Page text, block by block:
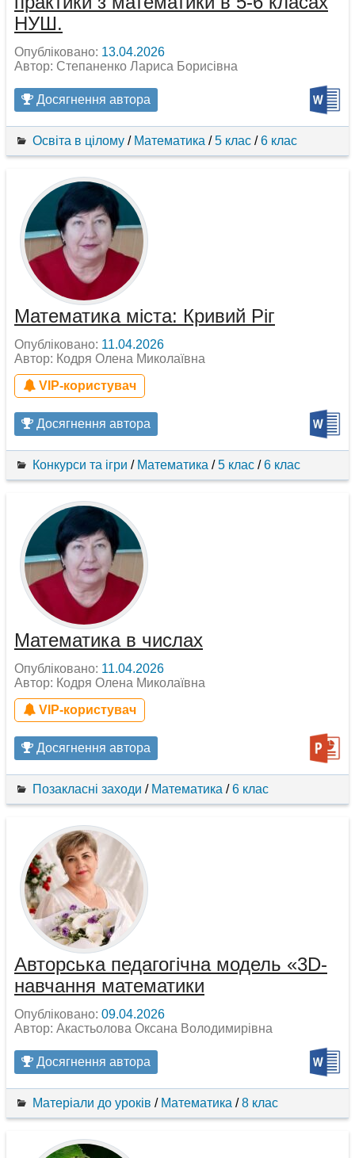
НУШ.
Опубліковано: 13.04.2026
Автор: Степаненко Лариса Борисівна
Досягнення автора
Освіта в цілому / Математика / 5 клас / 6 клас
Математика міста: Кривий Ріг
Опубліковано: 11.04.2026
Автор: Кодря Олена Миколаївна
VIP-користувач
Досягнення автора
Конкурси та ігри / Математика / 5 клас / 6 клас
Математика в числах
Опубліковано: 11.04.2026
Автор: Кодря Олена Миколаївна
VIP-користувач
Досягнення автора
Позакласні заходи / Математика / 6 клас
Авторська педагогічна модель «3D-
навчання математики
Опубліковано: 09.04.2026
Автор: Акастьолова Оксана Володимирівна
Досягнення автора
Матеріали до уроків / Математика / 8 клас